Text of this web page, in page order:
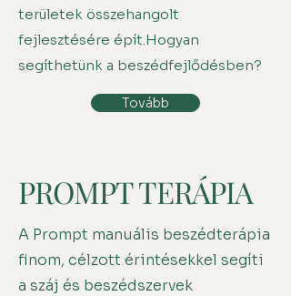
területek összehangolt
fejlesztésére épít. ​ Hogyan
segíthetünk a beszédfejlődésben?
Tovább
PROMPT TERÁPIA
A Prompt manuális beszédterápia
finom, célzott érintésekkel segíti
a száj és beszédszervek